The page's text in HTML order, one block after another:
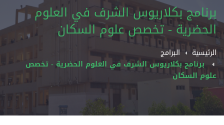
برنامج بكلاريوس الشرف في العلوم
الحضرية - تخصص علوم السكان
الرئيسية
البرامج
برنامج بكلاريوس الشرف في العلوم الحضرية - تخصص
علوم السكان